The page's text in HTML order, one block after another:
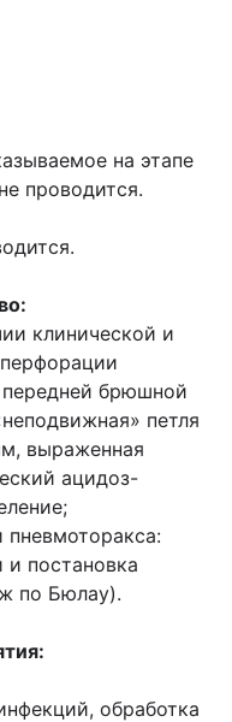
на этапе
проводится.
клинической и
брюшной
петля
выраженная
ацидоз-
и постановка
по Бюлау).
обработка